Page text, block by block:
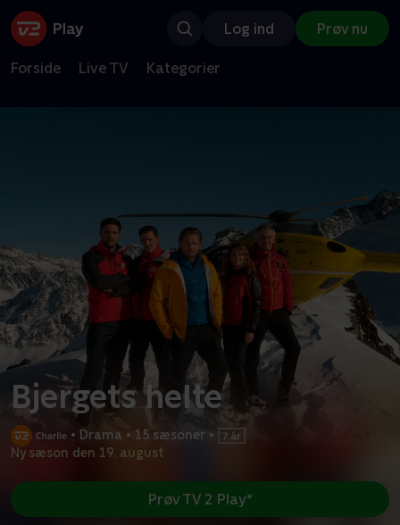
Log ind Prøv nu
Forside Live TV Kategorier
Bjergets helte
• Drama • 15 sæsoner •
Ny sæson den 19. august
Prøv TV 2 Play*